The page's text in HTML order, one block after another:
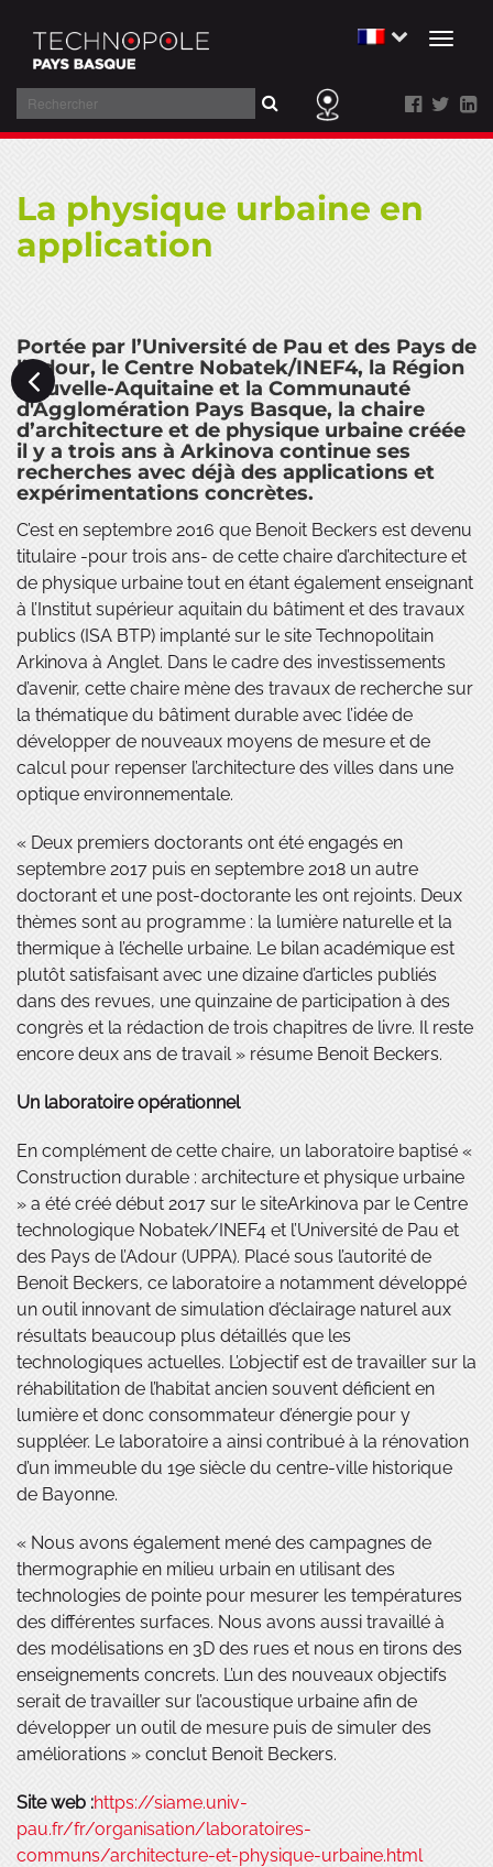
contenu
Toggle
Rechercher
La physique urbaine en
application
Portée par l’Université de Pau et des Pays de
l’Adour, le Centre Nobatek/INEF4, la Région
Nouvelle-Aquitaine et la Communauté
d'Agglomération Pays Basque, la chaire
d’architecture et de physique urbaine créée
il y a trois ans à Arkinova continue ses
recherches avec déjà des applications et
expérimentations concrètes.
C’est en septembre 2016 que Benoit Beckers est devenu
titulaire -pour trois ans- de cette chaire d’architecture et
de physique urbaine tout en étant également enseignant
à l’Institut supérieur aquitain du bâtiment et des travaux
publics (ISA BTP) implanté sur le site Technopolitain
Arkinova à Anglet. Dans le cadre des investissements
d’avenir, cette chaire mène des travaux de recherche sur
la thématique du bâtiment durable avec l’idée de
développer de nouveaux moyens de mesure et de
calcul pour repenser l’architecture des villes dans une
optique environnementale.
« Deux premiers doctorants ont été engagés en
septembre 2017 puis en septembre 2018 un autre
doctorant et une post-doctorante les ont rejoints. Deux
thèmes sont au programme : la lumière naturelle et la
thermique à l’échelle urbaine. Le bilan académique est
plutôt satisfaisant avec une dizaine d’articles publiés
dans des revues, une quinzaine de participation à des
congrès et la rédaction de trois chapitres de livre. Il reste
encore deux ans de travail » résume Benoit Beckers.
Un laboratoire opérationnel
En complément de cette chaire, un laboratoire baptisé «
Construction durable : architecture et physique urbaine
» a été créé début 2017 sur le siteArkinova par le Centre
technologique Nobatek/INEF4 et l’Université de Pau et
des Pays de l’Adour (UPPA). Placé sous l’autorité de
Benoit Beckers, ce laboratoire a notamment développé
un outil innovant de simulation d’éclairage naturel aux
résultats beaucoup plus détaillés que les
technologiques actuelles. L’objectif est de travailler sur la
réhabilitation de l’habitat ancien souvent déficient en
lumière et donc consommateur d’énergie pour y
suppléer. Le laboratoire a ainsi contribué à la rénovation
d’un immeuble du 19e siècle du centre-ville historique
de Bayonne.
« Nous avons également mené des campagnes de
thermographie en milieu urbain en utilisant des
technologies de pointe pour mesurer les températures
des différentes surfaces. Nous avons aussi travaillé à
des modélisations en 3D des rues et nous en tirons des
enseignements concrets. L’un des nouveaux objectifs
serait de travailler sur l’acoustique urbaine afin de
développer un outil de mesure puis de simuler des
améliorations » conclut Benoit Beckers.
Site web :https://siame.univ-
pau.fr/fr/organisation/laboratoires-
communs/architecture-et-physique-urbaine.html